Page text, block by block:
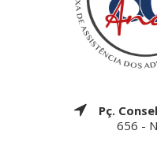
Pç.
656 -